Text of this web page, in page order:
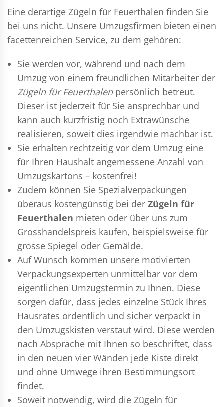
Eine derartige Zügeln für Feuerthalen finden Sie
bei uns nicht. Unsere Umzugsfirmen bieten einen
facettenreichen Service, zu dem gehören:
Sie werden vor, während und nach dem
Umzug von einem freundlichen Mitarbeiter der
Zügeln für Feuerthalenpersönlich betreut.
Dieser ist jederzeit für Sie ansprechbar und
kann auch kurzfristig noch Extrawünsche
realisieren, soweit dies irgendwie machbar ist.
Sie erhalten rechtzeitig vor dem Umzug eine
für Ihren Haushalt angemessene Anzahl von
Umzugskartons – kostenfrei!
Zudem können Sie Spezialverpackungen
überaus kostengünstig bei der Zügeln für
Feuerthalen mieten oder über uns zum
Grosshandelspreis kaufen, beispielsweise für
grosse Spiegel oder Gemälde.
Auf Wunsch kommen unsere motivierten
Verpackungsexperten unmittelbar vor dem
eigentlichen Umzugstermin zu Ihnen. Diese
sorgen dafür, dass jedes einzelne Stück Ihres
Hausrates ordentlich und sicher verpackt in
den Umzugskisten verstaut wird. Diese werden
nach Absprache mit Ihnen so beschriftet, dass
in den neuen vier Wänden jede Kiste direkt
und ohne Umwege ihren Bestimmungsort
findet.
Soweit notwendig, wird die Zügeln für